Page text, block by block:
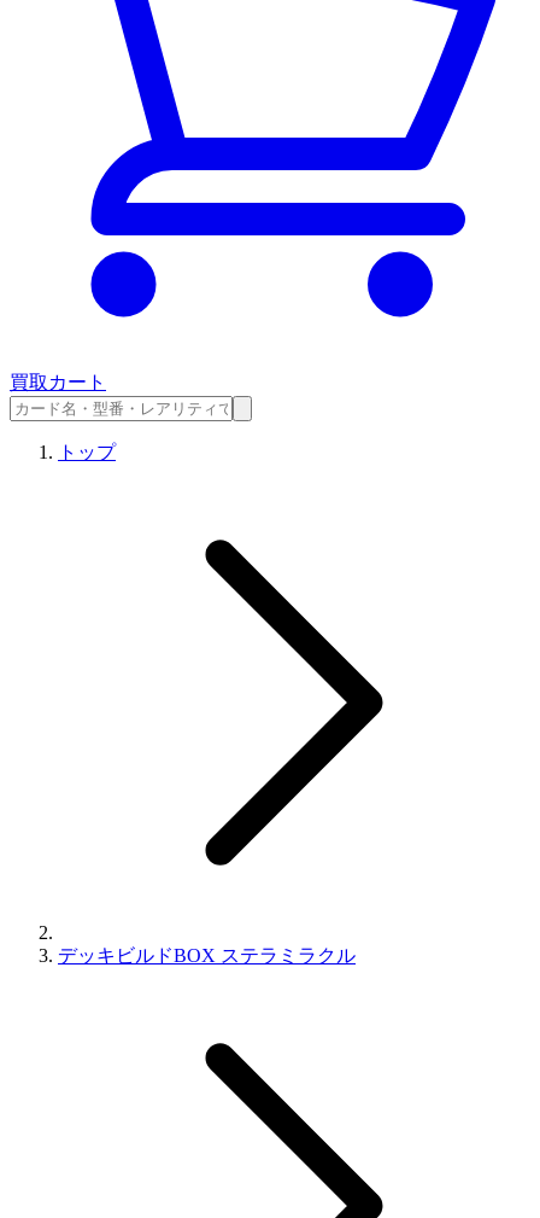
買取カート
トップ
デッキビルドBOX ステラミラクル